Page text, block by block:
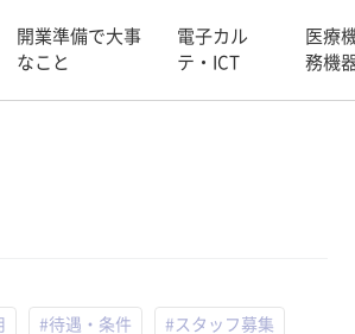
開業準備で大事
なこと
電子カル
テ・ICT
医療
務機
#待遇・条件 #スタッフ募集